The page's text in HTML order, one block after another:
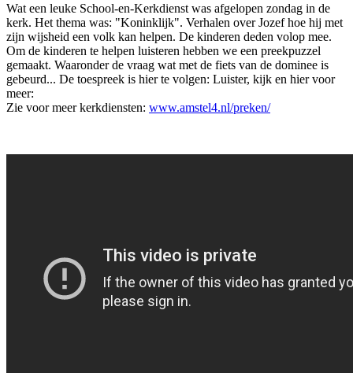
Wat een leuke School-en-Kerkdienst was afgelopen zondag in de
kerk. Het thema was: "Koninklijk". Verhalen over Jozef hoe hij met
zijn wijsheid een volk kan helpen. De kinderen deden volop mee.
Om de kinderen te helpen luisteren hebben we een preekpuzzel
gemaakt. Waaronder de vraag wat met de fiets van de dominee is
gebeurd... De toespreek is hier te volgen: Luister, kijk en hier voor
meer:
Zie voor meer kerkdiensten: www.amstel4.nl/preken/